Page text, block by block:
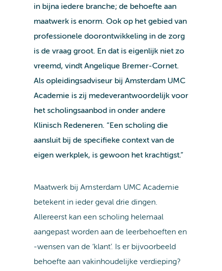
in bijna iedere branche; de behoefte aan
maatwerk is enorm. Ook op het gebied van
professionele doorontwikkeling in de zorg
is de vraag groot. En dat is eigenlijk niet zo
vreemd, vindt Angelique Bremer-Cornet.
Als opleidingsadviseur bij Amsterdam UMC
Academie is zij medeverantwoordelijk voor
het scholingsaanbod in onder andere
Klinisch Redeneren. “Een scholing die
aansluit bij de specifieke context van de
eigen werkplek, is gewoon het krachtigst.”
Maatwerk bij Amsterdam UMC Academie
betekent in ieder geval drie dingen.
Allereerst kan een scholing helemaal
aangepast worden aan de leerbehoeften en
-wensen van de ‘klant’. Is er bijvoorbeeld
behoefte aan vakinhoudelijke verdieping?